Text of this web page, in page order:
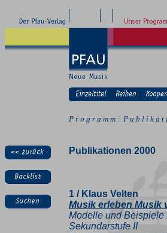
P r o g r a m m : P u b l i k a t
Publikationen 2000
1 / Klaus Velten
Musik erleben Musik
Modelle und Beispiele
Sekundarstufe II